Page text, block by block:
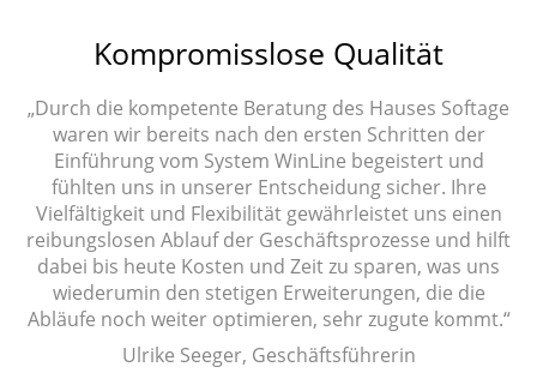
Kompromisslose Qualität
„Durch die kompetente Beratung des Hauses Softage
waren wir bereits nach den ersten Schritten der
Einführung vom System WinLine begeistert und
fühlten uns in unserer Entscheidung sicher. Ihre
Vielfältigkeit und Flexibilität gewährleistet uns einen
reibungslosen Ablauf der Geschäftsprozesse und hilft
dabei bis heute Kosten und Zeit zu sparen, was uns
wiederumin den stetigen Erweiterungen, die die
Abläufe noch weiter optimieren, sehr zugute kommt.“
Ulrike Seeger, Geschäftsführerin